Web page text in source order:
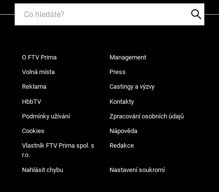
O FTV Prima Management
Volná místa Press
Reklama Castingy a výzvy
HbbTV Kontakty
Podmínky užívání Zpracování osobních údajů
Cookies Nápověda
Vlastník FTV Prima spol. s
r.o.
Redakce
Nahlásit chybu Nastavení soukromí